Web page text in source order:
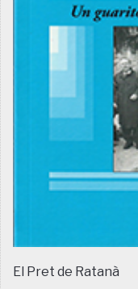
El Pret de Ratanà